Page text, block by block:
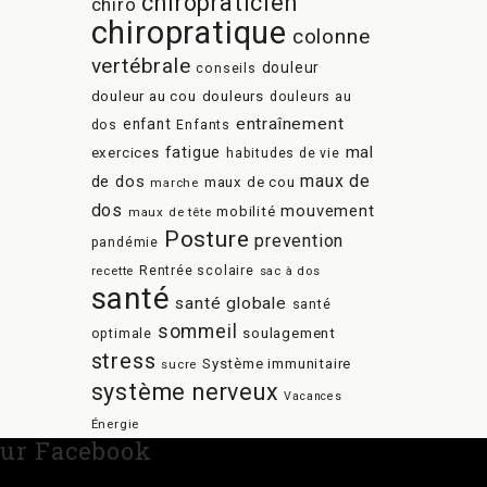
chiro
chiropratique colonne
vertébrale conseils douleur
douleur au cou douleurs douleurs au
dos enfant Enfants entraînement
exercices fatigue habitudes de vie mal
de dos marche maux de cou maux de
dos maux de tête mobilité mouvement
pandémie Posture prevention
recette Rentrée scolaire sac à dos
santé santé globale santé
optimale sommeil soulagement
stress sucre Système immunitaire
système nerveux Vacances
Énergie
Facebook